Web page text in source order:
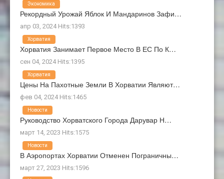
Рекордный Урожай Яблок И Мандаринов Зафи…
апр 03, 2024 Hits:1393
Экономика
Хорватия Занимает Первое Место В ЕС По К…
сен 04, 2024 Hits:1395
Хорватия
Цены На Пахотные Земли В Хорватии Являют…
фев 04, 2024 Hits:1465
Хорватия
Руководство Хорватского Города Дарувар Н…
март 14, 2023 Hits:1575
Новости
В Аэропортах Хорватии Отменен Пограничны…
март 27, 2023 Hits:1596
Новости